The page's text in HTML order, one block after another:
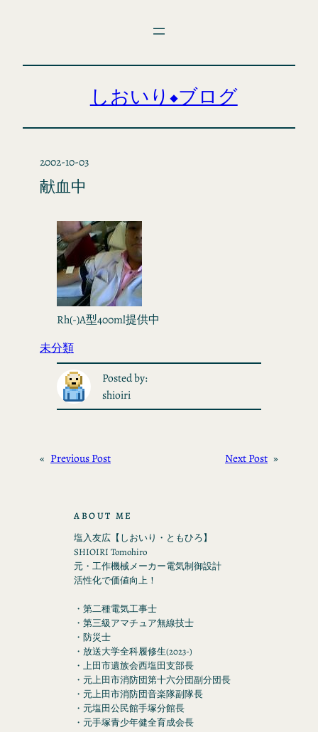
しおいり◆ブログ
2002-10-03
献血中
Rh(-)A型400ml提供中
未分類
Posted by:
shioiri
« Previous Post Next Post »
ABOUT ME
塩入友広【しおいり・ともひろ】
SHIOIRI Tomohiro
元・工作機械メーカー電気制御設計
活性化で価値向上！
・第二種電気工事士
・第三級アマチュア無線技士
・防災士
・放送大学全科履修生(2023-)
・上田市遺族会西塩田支部長
・元上田市消防団第十六分団副分団長
・元上田市消防団音楽隊副隊長
・元塩田公民館手塚分館長
・元手塚青少年健全育成会長